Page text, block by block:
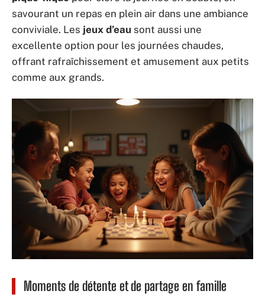
savourant un repas en plein air dans une ambiance
conviviale. Les jeux d’eau sont aussi une
excellente option pour les journées chaudes,
offrant rafraîchissement et amusement aux petits
comme aux grands.
Moments de détente et de partage en famille